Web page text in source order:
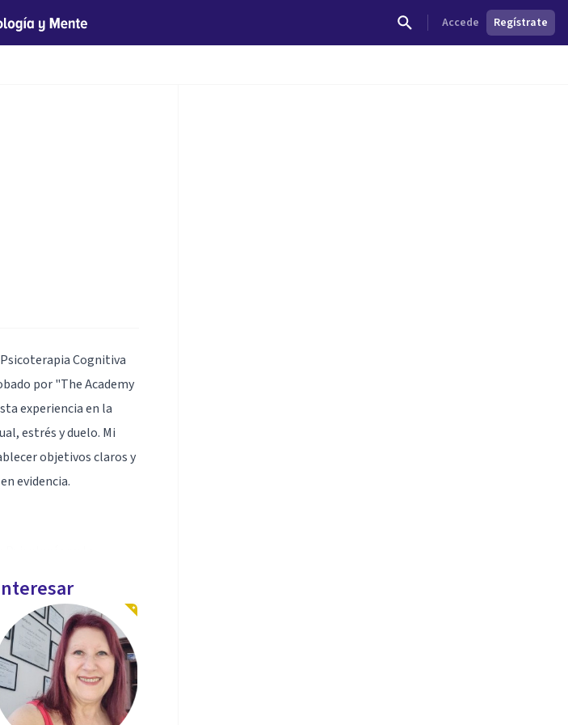
Accede Regístrate
Cognitiva
por "The Academy
experiencia en la
estrés y duelo. Mi
objetivos claros y
evidencia.
en la
positivamente mi
la institución educativa,
los métodos más
con los últimos